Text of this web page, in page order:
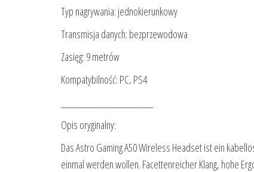
Typ nagrywania: jednokierunkowy
Transmisja danych: bezprzewodowa
Zasięg: 9 metrów
Kompatybilność: PC, PS4
Opis oryginalny:
Das Astro Gaming A50 Wireless Headset ist ein
einmal werden wollen. Facettenreicher Klang, hohe